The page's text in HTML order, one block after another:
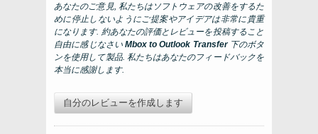
あなたのご意見, 私たちはソフトウェアの改善をするた
めに停止しないようにご提案やアイデアは非常に貴重
になります. 約あなたの評価とレビューを投稿すること
自由に感じなさいMbox to Outlook Transfer下のボタ
ンを使用して製品. 私たちはあなたのフィードバックを
本当に感謝します.
自分のレビューを作成します